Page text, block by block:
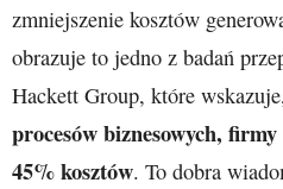
zmniejszenie kosztów
obrazuje to jedno z badań
Hackett Group, które
procesów biznesowych,
45% kosztów. To dobra